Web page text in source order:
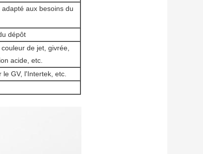
aux besoins du
dépôt
de jet, givrée,
acide, etc.
le GV, l'Intertek, etc.